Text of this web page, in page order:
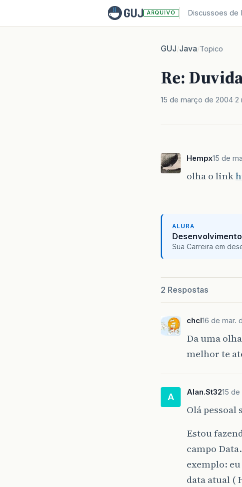
ARQUIVO Discussoes de
GUJ/Java/Topico
Re:
15 de março de 2004 2
Hempx15 de
olha o link
ALURA
Sua Carreira em
2 Respostas
chcl16 de mar.
Da uma
melhor te
A Alan.St3215
Olá
Estou
campo
exemplo:
data atual (